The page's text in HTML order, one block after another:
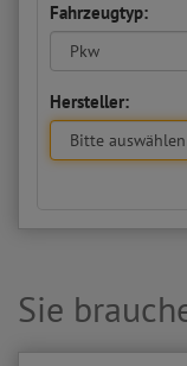
Fahrzeugtyp:
Hersteller:
Sie